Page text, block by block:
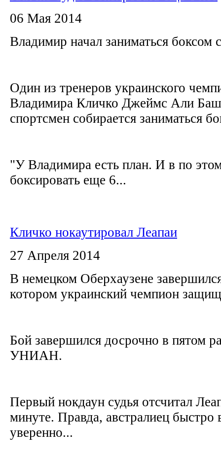
06 Мая 2014
Владимир начал заниматься боксом
Один из тренеров украинского
Владимира Кличко Джеймс Али
спортсмен собирается заниматься
"У Владимира есть план. И в по
боксировать еще 6...
Кличко нокаутировал Леапаи
27 Апреля 2014
В немецком Оберхаузене
котором украинский чемпион
Бой завершился досрочно в пятом
УНИАН.
Первый нокдаун судья отсчитал
минуте. Правда, австралиец быстро
уверенно...